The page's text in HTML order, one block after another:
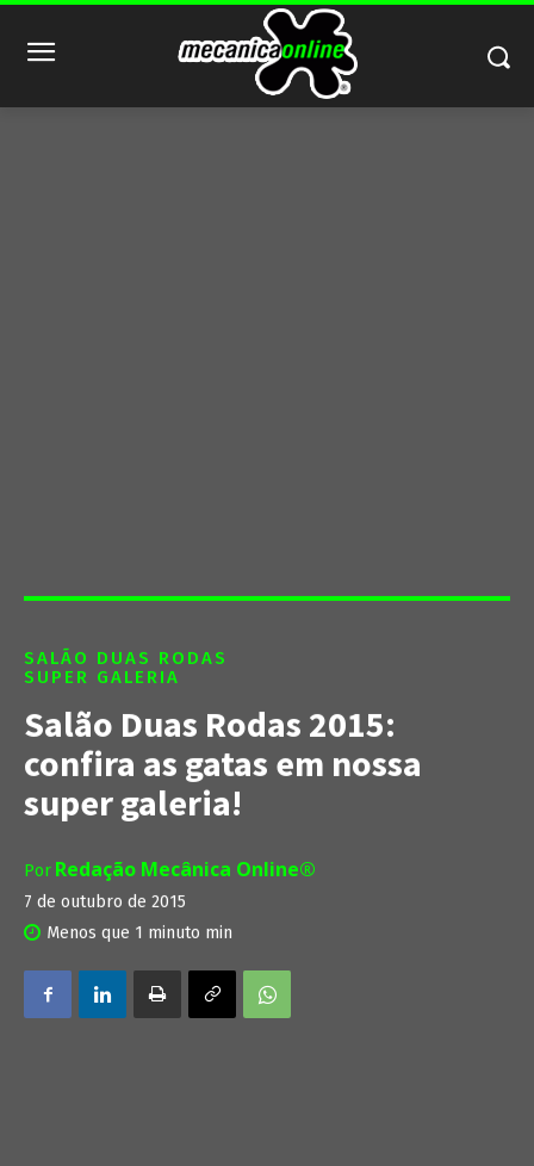
SALÃO DUAS RODAS
SUPER GALERIA
Salão Duas Rodas 2015:
confira as gatas em nossa
super galeria!
Por Redação Mecânica Online®
7 de outubro de 2015
Menos que 1 minuto min